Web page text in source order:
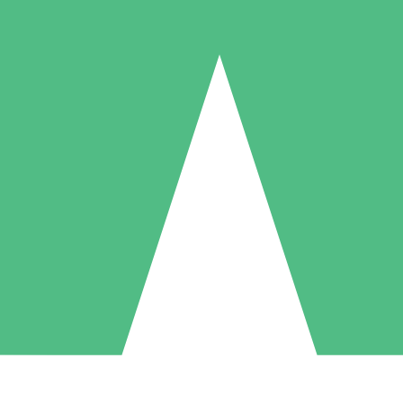
Packs de Crédits Individuels
à l'utilisation avec des crédits de téléchargement. Sans engagement
5 Téléchargements
US$